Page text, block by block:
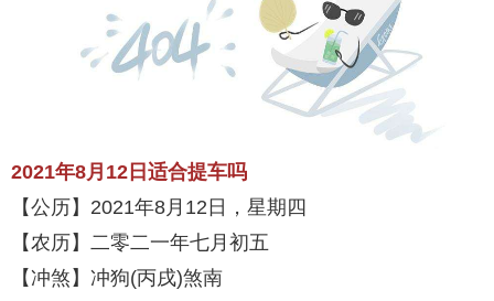
2021年8月12日适合提车吗
【公历】2021年8月12日，星期四
【农历】二零二一年七月初五
【冲煞】冲狗(丙戌)煞南